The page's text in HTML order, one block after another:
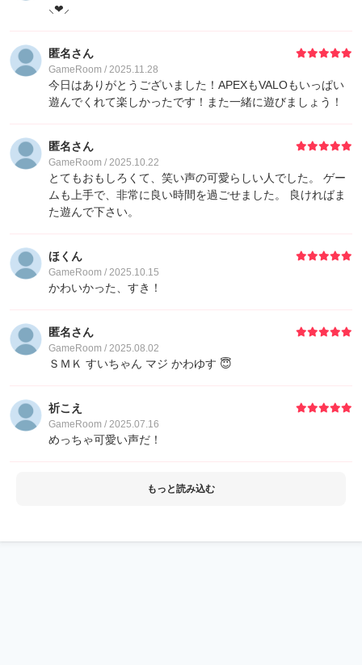
⸜❤︎⸝‍
匿名さん
GameRoom / 2025.11.28
今日はありがとうございました！APEXもVALOもいっぱい
遊んでくれて楽しかったです！また一緒に遊びましょう！
匿名さん
GameRoom / 2025.10.22
とてもおもしろくて、笑い声の可愛らしい人でした。 ゲー
ムも上手で、非常に良い時間を過ごせました。 良ければま
た遊んで下さい。
ほくん
GameRoom / 2025.10.15
かわいかった、すき！
匿名さん
GameRoom / 2025.08.02
ＳＭＫ すいちゃん マジ かわゆす 😇
祈こえ
GameRoom / 2025.07.16
めっちゃ可愛い声だ！
もっと読み込む